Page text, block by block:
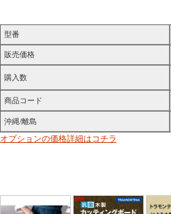
型番
販売価格
購入数
商品コード
沖縄/離島
オプションの価格詳細はコチラ